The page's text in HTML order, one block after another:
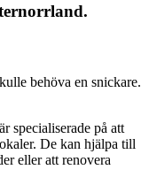
behöva en snickare.
specialiserade på att
De kan hjälpa till
eller att renovera